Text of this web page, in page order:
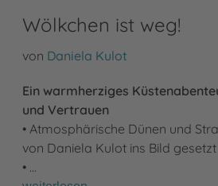
Wölkchen ist weg!
von Daniela Kulot
Ein warmherziges
und Vertrauen
• Atmosphärische Dünen und
von Daniela Kulot ins Bild gesetzt
• …